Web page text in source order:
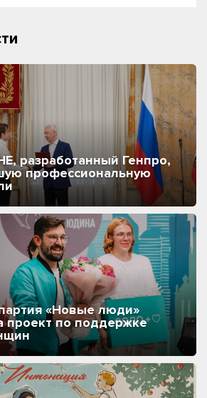
разработанный Генпро,
профессиональную
«Новые люди»
проект по поддержке